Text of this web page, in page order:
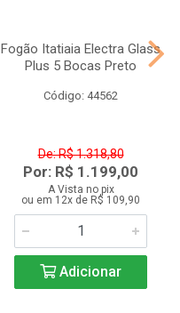
Fogão Itatiaia Electra Glass
Plus 5 Bocas Preto
Código: 44562
De: R$ 1.318,80
Por: R$ 1.199,00
A Vista no pix
ou em 12x de R$ 109,90
Adicionar